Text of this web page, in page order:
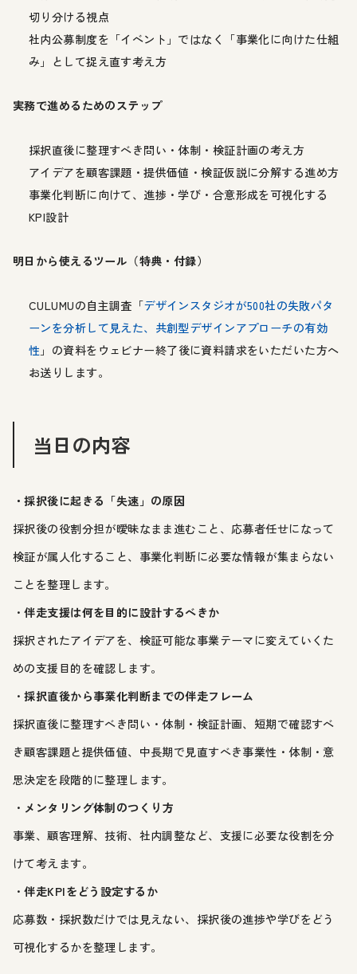
切り分ける視点
社内公募制度を「イベント」ではなく「事業化に向けた仕組
み」として捉え直す考え方
実務で進めるためのステップ
採択直後に整理すべき問い・体制・検証計画の考え方
アイデアを顧客課題・提供価値・検証仮説に分解する進め方
事業化判断に向けて、進捗・学び・合意形成を可視化する
KPI設計
明日から使えるツール（特典・付録）
CULUMUの自主調査「デザインスタジオが500社の失敗パタ
ーンを分析して見えた、共創型デザインアプローチの有効
性 」の資料をウェビナー終了後に資料請求をいただいた方へ
お送りします。
当日の内容
・採択後に起きる「失速」の原因
採択後の役割分担が曖昧なまま進むこと、応募者任せになって
検証が属人化すること、事業化判断に必要な情報が集まらない
ことを整理します。
・伴走支援は何を目的に設計するべきか
採択されたアイデアを、検証可能な事業テーマに変えていくた
めの支援目的を確認します。
・採択直後から事業化判断までの伴走フレーム
採択直後に整理すべき問い・体制・検証計画、短期で確認すべ
き顧客課題と提供価値、中長期で見直すべき事業性・体制・意
思決定を段階的に整理します。
・ メンタリング体制のつくり方
事業、顧客理解、技術、社内調整など、支援に必要な役割を分
けて考えます。
・伴走KPIをどう設定するか
応募数・採択数だけでは見えない、採択後の進捗や学びをどう
可視化するかを整理します。